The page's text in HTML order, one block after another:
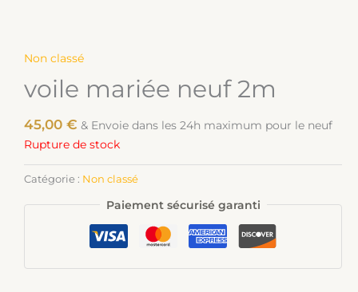
Non classé
voile mariée neuf 2m
45,00 € & Envoie dans les 24h maximum pour le neuf
Rupture de stock
Catégorie : Non classé
Paiement sécurisé garanti